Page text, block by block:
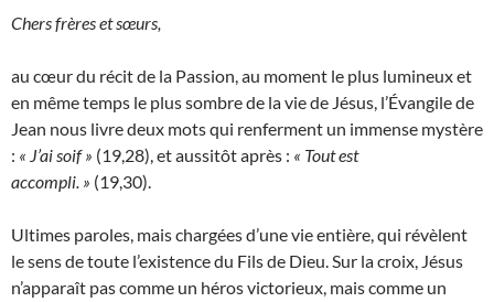
Chers frères et sœurs,
au cœur du récit de la Passion, au moment le plus lumineux et
en même temps le plus sombre de la vie de Jésus, l’Évangile de
Jean nous livre deux mots qui renferment un immense mystère
: « J’ai soif » (19,28), et aussitôt après : « Tout est
accompli. » (19,30).
Ultimes paroles, mais chargées d’une vie entière, qui révèlent
le sens de toute l’existence du Fils de Dieu. Sur la croix, Jésus
n’apparaît pas comme un héros victorieux, mais comme un